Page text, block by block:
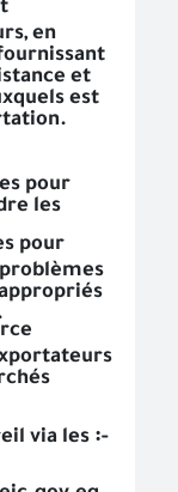
en
et
est
pour
les
pour
via les ꞉-